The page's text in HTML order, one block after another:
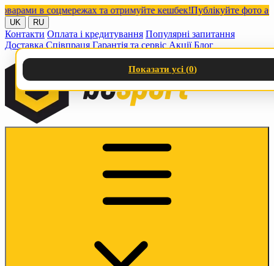
в соцмережах та отримуйте кешбек!Публікуйте фото або
UK RU
Контакти Оплата і кредитування Популярні запитання
Доставка Співпраця Гарантія та сервіс Акції Блог
Показати усі (0)